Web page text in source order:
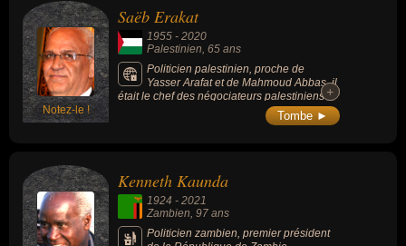
Notez-le !
Saëb Erakat
1955 - 2020
Palestinien, 65 ans
Politicien palestinien, proche de
Yasser Arafat et de Mahmoud Abbas, il
était le chef des négociateurs palestiniens
pendant la présidence de Yasser Arafat et
était le Secrétaire Général du Comité
+
+
Tombe ►
Kenneth Kaunda
1924 - 2021
Zambien , 97 ans
Politicien zambien, premier président